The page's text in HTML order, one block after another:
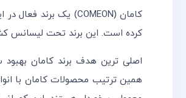
کرده است. این برند تحت لیسانس
اصلی ترین هدف برند کامان
همین ترتیب محصولات کامان با